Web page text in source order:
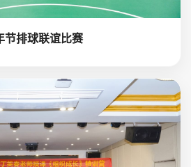
节排球联谊比赛